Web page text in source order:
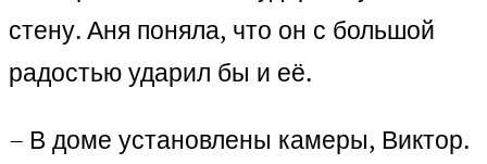
стену. Аня поняла, что он с большой
радостью ударил бы и её.
– В доме установлены камеры, Виктор.